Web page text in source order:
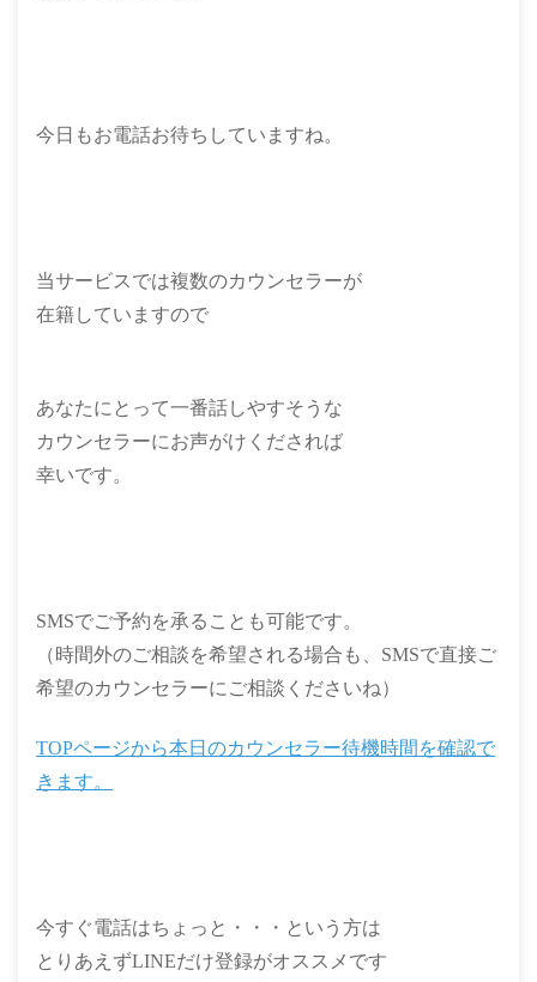
今日もお電話お待ちしていますね。
当サービスでは複数のカウンセラーが
在籍していますので
あなたにとって一番話しやすそうな
カウンセラーにお声がけくだされば
幸いです。
SMSでご予約を承ることも可能です。
（時間外のご相談を希望される場合も、SMSで直接ご
希望のカウンセラーにご相談くださいね）
TOPページから本日のカウンセラー待機時間を確認で
きます。
今すぐ電話はちょっと・・・という方は
とりあえずLINEだけ登録がオススメです